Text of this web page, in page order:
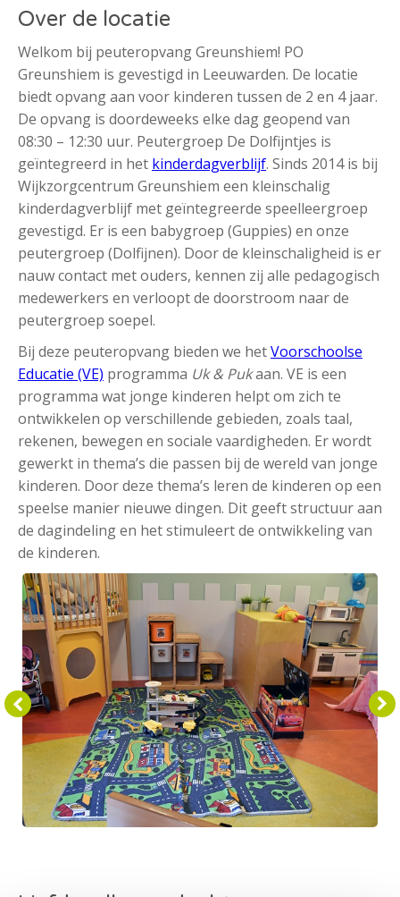
Over de locatie
Welkom bij peuteropvang Greunshiem! PO
Greunshiem is gevestigd in Leeuwarden. De locatie
biedt opvang aan voor kinderen tussen de 2 en 4 jaar.
De opvang is doordeweeks elke dag geopend van
08:30 – 12:30 uur. Peutergroep De Dolfijntjes is
geïntegreerd in het kinderdagverblijf. Sinds 2014 is bij
Wijkzorgcentrum Greunshiem een kleinschalig
kinderdagverblijf met geïntegreerde speelleergroep
gevestigd. Er is een babygroep (Guppies) en onze
peutergroep (Dolfijnen). Door de kleinschaligheid is er
nauw contact met ouders, kennen zij alle pedagogisch
medewerkers en verloopt de doorstroom naar de
peutergroep soepel.
Bij deze peuteropvang bieden we hetVoorschoolse
Educatie (VE) programma Uk & Pukaan. VE is een
programma wat jonge kinderen helpt om zich te
ontwikkelen op verschillende gebieden, zoals taal,
rekenen, bewegen en sociale vaardigheden. Er wordt
gewerkt in thema’s die passen bij de wereld van jonge
kinderen. Door deze thema’s leren de kinderen op een
speelse manier nieuwe dingen. Dit geeft structuur aan
de dagindeling en het stimuleert de ontwikkeling van
de kinderen.